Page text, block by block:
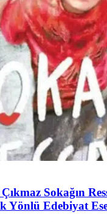
Sokağın
Yönlü Edebiyat